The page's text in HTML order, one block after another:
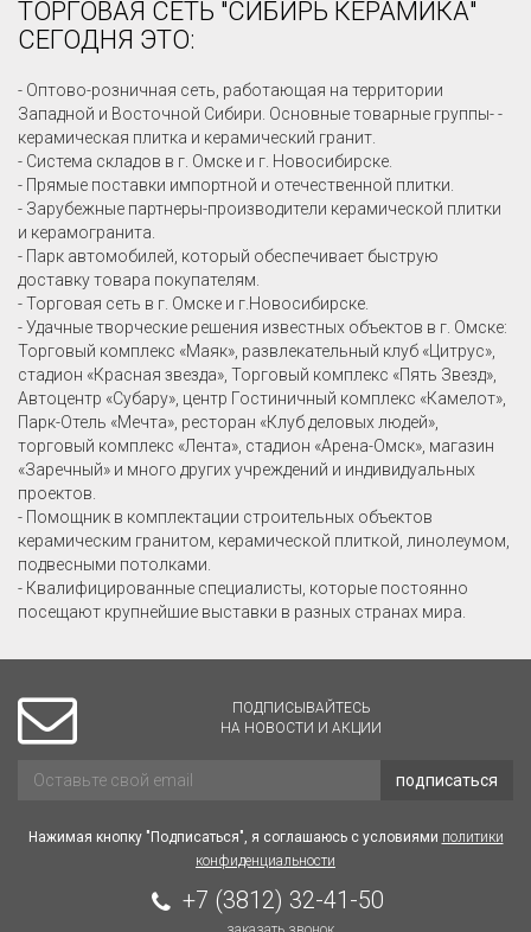
ТОРГОВАЯ СЕТЬ "СИБИРЬ КЕРАМИКА"
СЕГОДНЯ ЭТО:
- Оптово-розничная сеть, работающая на территории
Западной и Восточной Сибири. Основные товарные группы- -
керамическая плитка и керамический гранит.
- Система складов в г. Омске и г. Новосибирске.
- Прямые поставки импортной и отечественной плитки.
- Зарубежные партнеры-производители керамической плитки
и керамогранита.
- Парк автомобилей, который обеспечивает быструю
доставку товара покупателям.
- Торговая сеть в г. Омске и г.Новосибирске.
- Удачные творческие решения известных объектов в г. Омске:
Торговый комплекс «Маяк», развлекательный клуб «Цитрус»,
стадион «Красная звезда», Торговый комплекс «Пять Звезд»,
Автоцентр «Субару», центр Гостиничный комплекс «Камелот»,
Парк-Отель «Мечта», ресторан «Клуб деловых людей»,
торговый комплекс «Лента», стадион «Арена-Омск», магазин
«Заречный» и много других учреждений и индивидуальных
проектов.
- Помощник в комплектации строительных объектов
керамическим гранитом, керамической плиткой, линолеумом,
подвесными потолками.
- Квалифицированные специалисты, которые постоянно
посещают крупнейшие выставки в разных странах мира.
ПОДПИСЫВАЙТЕСЬ
НА НОВОСТИ И АКЦИИ
подписаться
Нажимая кнопку "Подписаться", я соглашаюсь с условиями политики
конфиденциальности
+7 (3812) 32-41-50